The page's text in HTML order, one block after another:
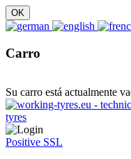
Carro
Su carro está actualmente
Positive SSL